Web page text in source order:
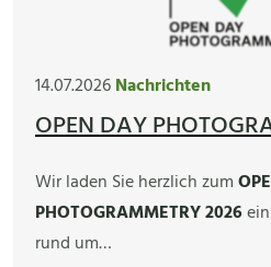
14.07.2026Nachrichten
OPEN DAY
Wir laden Sie herzlich zum
PHOTOGRAMMETRY 2026
rund um…